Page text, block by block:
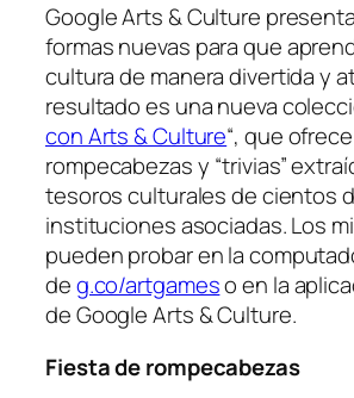
Google Arts & Culture
formas nuevas para que
cultura de manera divertida y
resultado es una nueva
con Arts & Culture“, que
rompecabezas y “trivias”
tesoros culturales de cientos
instituciones asociadas. Los
pueden probar en la
deg.co/artgameso en la
de Google Arts & Culture.
Fiesta de rompecabezas